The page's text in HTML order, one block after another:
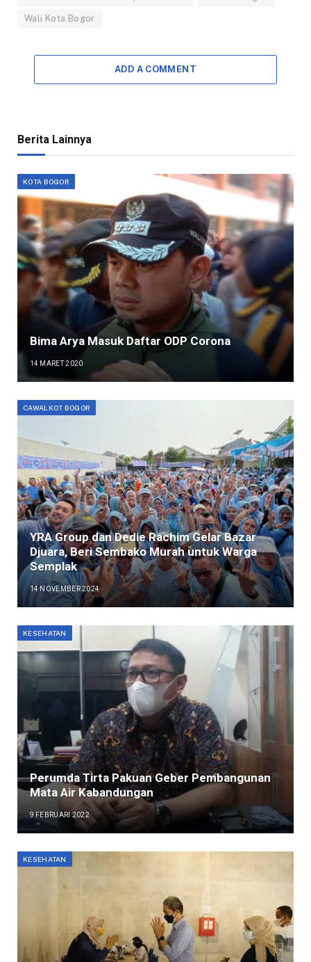
Wali Kota Bogor
ADD A COMMENT
Berita Lainnya
KOTA BOGOR
Bima Arya Masuk Daftar ODP Corona
14 MARET 2020
CAWALKOT BOGOR
YRA Group dan Dedie Rachim Gelar Bazar
Djuara, Beri Sembako Murah untuk Warga
Semplak
14 NOVEMBER 2024
KESEHATAN
Perumda Tirta Pakuan Geber Pembangunan
Mata Air Kabandungan
9 FEBRUARI 2022
KESEHATAN